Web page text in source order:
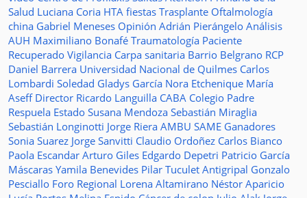
Salud Luciana Coria HTA fiestas Trasplante Oftalmología
china Gabriel Meneses Opinión Adrián Pierángelo Análisis
AUH Maximiliano Bonafé Traumatología Paciente
Recuperado Vigilancia Carpa sanitaria Barrio Belgrano RCP
Daniel Barrera Universidad Nacional de Quilmes Carlos
Lombardi Soledad Gladys García Nora Etchenique María
Aseff Director Ricardo Languilla CABA Colegio Padre
Respuela Estado Susana Mendoza Sebastián Miraglia
Sebastián Longinotti Jorge Riera AMBU SAME Ganadores
Sonia Suarez Jorge Sanvitti Claudio Ordoñez Carlos Bianco
Paola Escandar Arturo Giles Edgardo Depetri Patricio García
Máscaras Yamila Benevides Pilar Tuculet Antigripal Gonzalo
Pesciallo Foro Regional Lorena Altamirano Néstor Aparicio